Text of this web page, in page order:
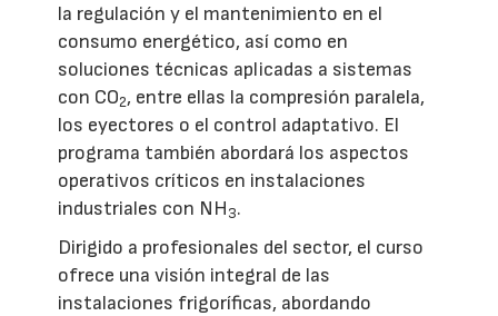
la regulación y el mantenimiento en el
consumo energético, así como en
soluciones técnicas aplicadas a sistemas
con CO2, entre ellas la compresión paralela,
los eyectores o el control adaptativo. El
programa también abordará los aspectos
operativos críticos en instalaciones
industriales con NH3.
Dirigido a profesionales del sector, el curso
ofrece una visión integral de las
instalaciones frigoríficas, abordando